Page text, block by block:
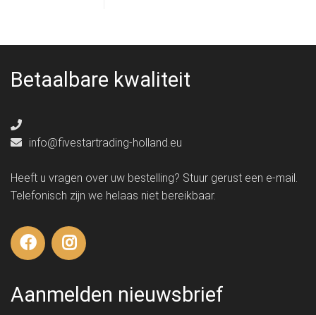
Betaalbare kwaliteit
info@fivestartrading-holland.eu
Heeft u vragen over uw bestelling? Stuur gerust een e-mail.
Telefonisch zijn we helaas niet bereikbaar.
Aanmelden nieuwsbrief